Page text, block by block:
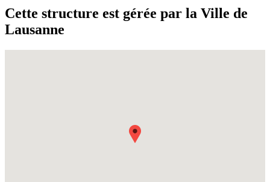
Cette structure est gérée par la Ville de
Lausanne